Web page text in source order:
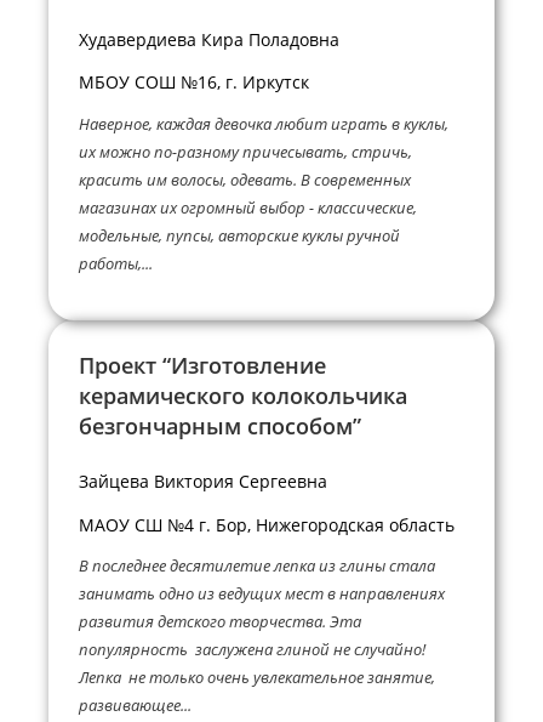
Худавердиева Кира Поладовна
МБОУ СОШ №16, г. Иркутск
Наверное, каждая девочка любит играть в куклы,
их можно по-разному причесывать, стричь,
красить им волосы, одевать. В современных
магазинах их огромный выбор - классические,
модельные, пупсы, авторские куклы ручной
работы,...
Проект “Изготовление
керамического колокольчика
безгончарным способом”
Зайцева Виктория Сергеевна
МАОУ СШ №4 г. Бор, Нижегородская область
В последнее десятилетие лепка из глины стала
занимать одно из ведущих мест в направлениях
развития детского творчества. Эта
популярность заслужена глиной не случайно!
Лепка не только очень увлекательное занятие,
развивающее...